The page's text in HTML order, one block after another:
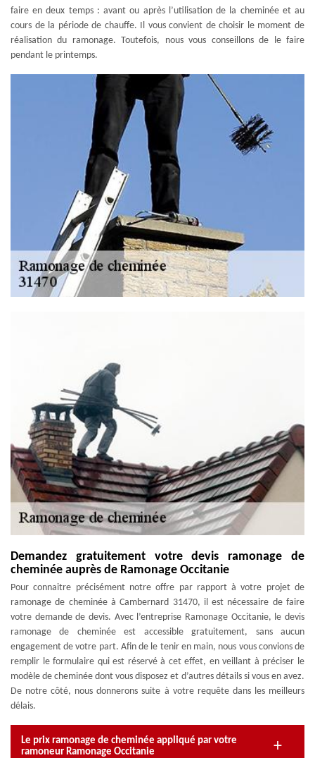
faire en deux temps : avant ou après l’utilisation de la cheminée et au
cours de la période de chauffe. Il vous convient de choisir le moment de
réalisation du ramonage. Toutefois, nous vous conseillons de le faire
pendant le printemps.
Demandez gratuitement votre devis ramonage de
cheminée auprès de Ramonage Occitanie
Pour connaitre précisément notre offre par rapport à votre projet de
ramonage de cheminée à Cambernard 31470, il est nécessaire de faire
votre demande de devis. Avec l’entreprise Ramonage Occitanie, le devis
ramonage de cheminée est accessible gratuitement, sans aucun
engagement de votre part. Afin de le tenir en main, nous vous convions de
remplir le formulaire qui est réservé à cet effet, en veillant à préciser le
modèle de cheminée dont vous disposez et d’autres détails si vous en avez.
De notre côté, nous donnerons suite à votre requête dans les meilleurs
délais.
Le prix ramonage de cheminée appliqué par votre
ramoneur Ramonage Occitanie